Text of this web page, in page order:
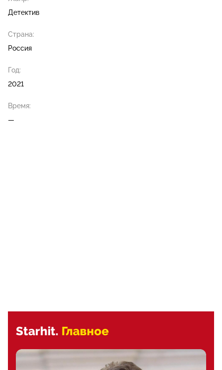
Детектив
Страна:
Россия
Год:
2021
Время:
—
Starhit. Главное